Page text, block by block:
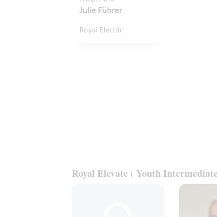
Julie Führer
Royal Electric
Royal Elevate ( Youth